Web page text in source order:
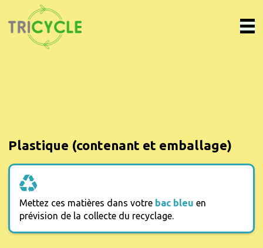
Plastique (contenant et emballage)
Mettez ces matières dans votre bac bleu en
prévision de la collecte du recyclage.